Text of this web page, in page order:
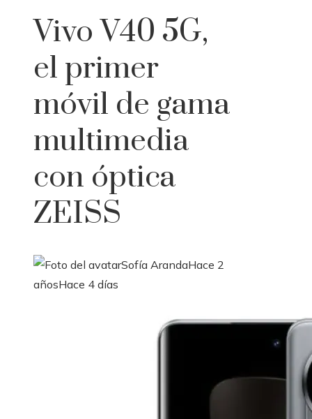
Vivo V40 5G,
el primer
móvil de gama
multimedia
con óptica
ZEISS
Sofía ArandaHace 2
añosHace 4 días